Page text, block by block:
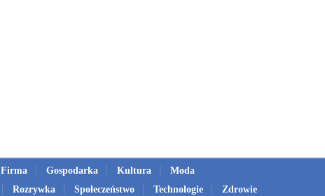
Firma Gospodarka Kultura
Moda
Rozrywka Społeczeństwo Technologie Zdrowie